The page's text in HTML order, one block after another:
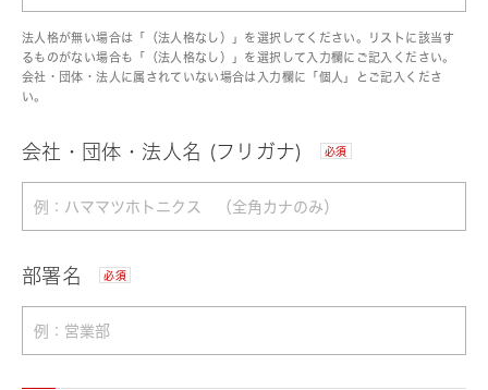
法人格が無い場合は「（法人格なし）」を選択してください。リストに該当す
るものがない場合も「（法人格なし）」を選択して入力欄にご記入ください。
会社・団体・法人に属されていない場合は入力欄に「個人」とご記入くださ
い。
会社・団体・法人名 (フリガナ) 必須
部署名 必須